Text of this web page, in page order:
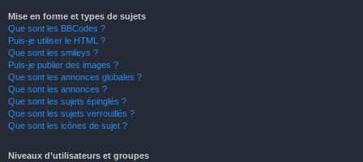
Mise en forme et types de sujets
Que sont les BBCodes ?
Puis-je utiliser le HTML ?
Que sont les smileys ?
Puis-je publier des images ?
Que sont les annonces globales ?
Que sont les annonces ?
Que sont les sujets épinglés ?
Que sont les sujets verrouillés ?
Que sont les icônes de sujet ?
Niveaux d’utilisateurs et groupes